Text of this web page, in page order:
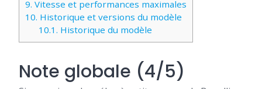
9. Vitesse et performances maximales
10. Historique et versions du modèle
10.1. Historique du modèle
Note globale (4/5)